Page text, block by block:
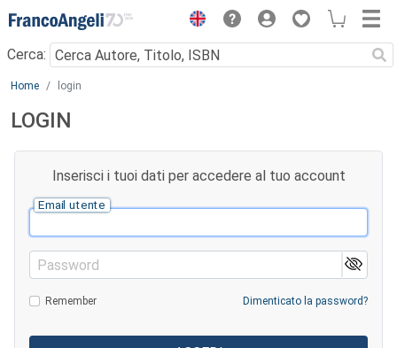
Menu
Cerca:
Main content
Home login
LOGIN
Inserisci i tuoi dati per accedere al tuo account
Email utente
Password
Remember Dimenticato la password?